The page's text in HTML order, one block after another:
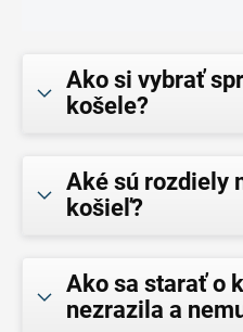
Ako si vybrať
košele?
Aké sú rozdiely
košieľ?
Ako sa starať o
nezrazila a